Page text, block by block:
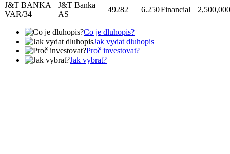
J&T BANKA
VAR/34
J&T Banka
AS
49282 6.250Financial
Co je dluhopis?
Jak vydat dluhopis
Proč investovat?
Jak vybrat?